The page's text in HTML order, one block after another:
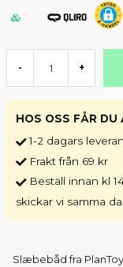
- +
HOS OSS FÅR DU
1-2 dagars
Frakt från 69 kr
Beställ innan kl
skickar vi samma
Slæbebåd fra